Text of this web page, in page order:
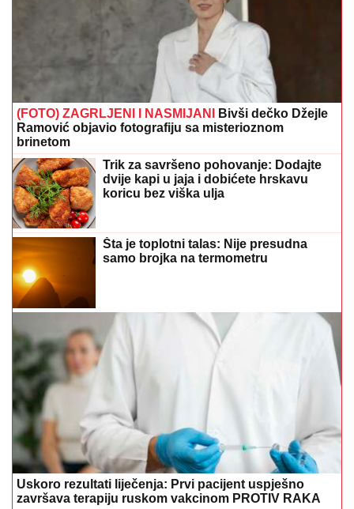
(FOTO) ZAGRLJENI I NASMIJANI
Bivši dečko Džejle
Ramović objavio fotografiju sa misterioznom
brinetom
Trik za savršeno pohovanje: Dodajte
dvije kapi u jaja i dobićete hrskavu
koricu bez viška ulja
Šta je toplotni talas: Nije presudna
samo brojka na termometru
Uskoro rezultati liječenja: Prvi pacijent uspješno
završava terapiju ruskom vakcinom PROTIV RAKA